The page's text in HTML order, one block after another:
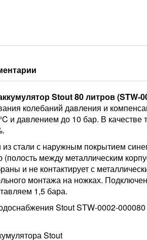
Stout 80 литров (STW-
колебаний давления и
и давлением до 10 бар. В
из стали с наружным покрытием
между металлическим
и не контактирует с
монтажа на ножках.
1,5 бара.
Stout STW-0002-